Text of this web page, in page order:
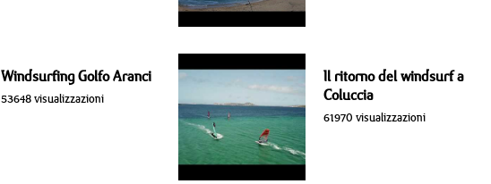
Windsurfing Golfo Aranci
53648 visualizzazioni
Il ritorno del windsurf a
Coluccia
61970 visualizzazioni